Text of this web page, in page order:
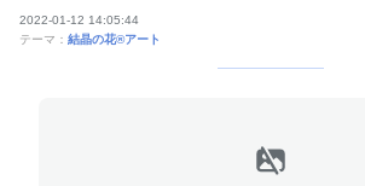
2022-01-12 14:05:44
テーマ： 結晶の花®アート